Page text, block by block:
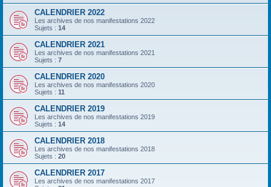
CALENDRIER 2022
Les archives de nos manifestations 2022
Sujets : 14
CALENDRIER 2021
Les archives de nos manifestations 2021
Sujets : 7
CALENDRIER 2020
Les archives de nos manifestations 2020
Sujets : 11
CALENDRIER 2019
Les archives de nos manifestations 2019
Sujets : 14
CALENDRIER 2018
Les archives de nos manifestations 2018
Sujets : 20
CALENDRIER 2017
Les archives de nos manifestations 2017